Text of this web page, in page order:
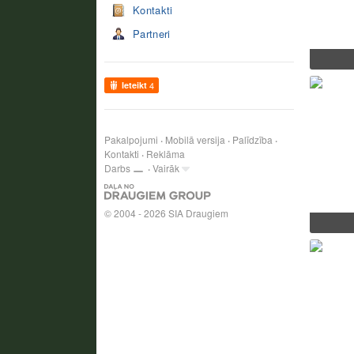
Kontakti
Partneri
Ieteikt 4
Pakalpojumi Mobilā versija
Palīdzība
Kontakti
Reklāma
Darbs
Vairāk
© 2004 - 2026 SIA Draugiem